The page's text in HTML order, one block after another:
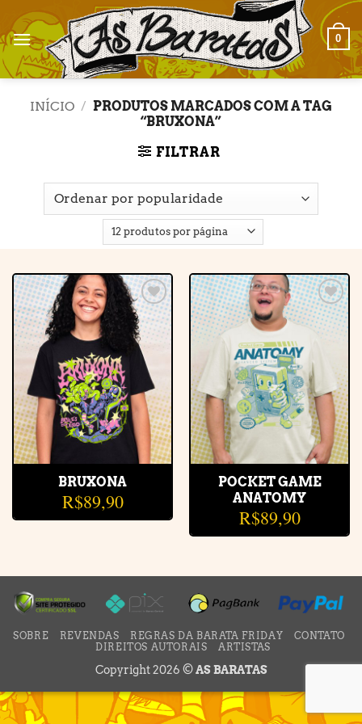
to
content
0
INÍCIO / PRODUTOS MARCADOS COM A TAG
“BRUXONA”
FILTRAR
Adicionar
à lista de
desejos
BRUXONA
R$89,90
Adicionar
à lista de
desejos
POCKET GAME
ANATOMY
R$89,90
SOBRE REVENDAS REGRAS DA BARATA FRIDAY
CONTATO
DIREITOS AUTORAIS
ARTISTAS
Copyright 2026 ©AS BARATAS